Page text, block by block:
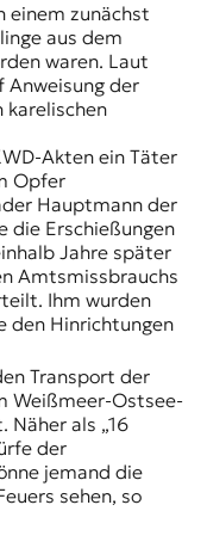
einem zunächst
aus dem
waren. Laut
Anweisung der
karelischen
Akten ein Täter
Opfer
Hauptmann der
die Erschießungen
Jahre später
Amtsmissbrauchs
Ihm wurden
den Hinrichtungen
Transport der
Weißmeer-Ostsee-
als „16
der
jemand die
sehen, so